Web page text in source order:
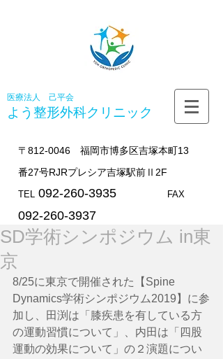
医療法人 己平会
よう整形外科クリニック
〒812-0046 福岡市博多区吉塚本町13
番27号RJRプレシア吉塚駅前Ⅱ2F
TEL 092-260-3935 FAX
092-260-3937
SD学術シンポジウム in東
京
8/25に東京で開催された【Spine
Dynamics学術シンポジウム2019】に参
加し、田渕は「膝疾患を有している方
の運動習慣について」、内田は「四股
運動の効果について」の２演題につい